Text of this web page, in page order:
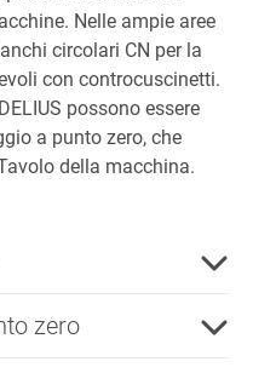
Nelle ampie aree
circolari CN per la
con controcuscinetti.
possono essere
a punto zero, che
della macchina.
zero